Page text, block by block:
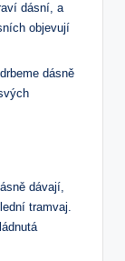
dásní, a
objevují
dásně
dávají,
tramvaj.